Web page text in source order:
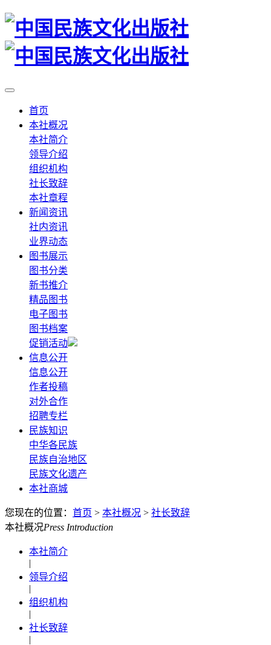
首页
本社概况
本社简介
领导介绍
组织机构
社长致辞
本社章程
新闻资讯
社内资讯
业界动态
图书展示
图书分类
新书推介
精品图书
电子图书
图书档案
促销活动
信息公开
信息公开
作者投稿
对外合作
招聘专栏
民族知识
中华各民族
民族自治地区
民族文化遗产
本社商城
您现在的位置： 首页 > 本社概况 > 社长致辞
本社概况Press Introduction
本社简介
|
领导介绍
|
组织机构
|
社长致辞
|